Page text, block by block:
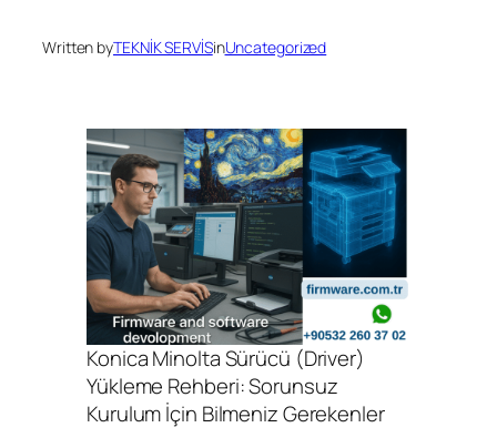
Written byTEKNİK SERVİSinUncategorized
Konica Minolta Sürücü (Driver)
Yükleme Rehberi: Sorunsuz
Kurulum İçin Bilmeniz Gerekenler